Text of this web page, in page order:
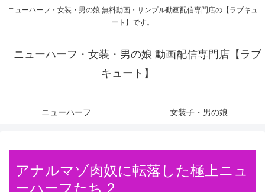
ニューハーフ・女装・男の娘 無料動画・サンプル動画配信専門店の【ラブキュ
ート】です。
ニューハーフ・女装・男の娘 動画配信専門店【ラブ
キュート】
ニューハーフ 女装子・男の娘
アナルマゾ肉奴に転落した極上ニュ
ーハーフたち 2